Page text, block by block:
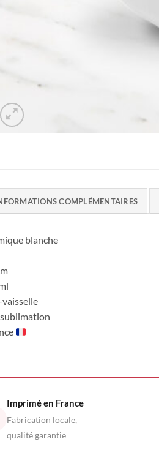
COMPLÉMENTAIRES
blanche
vaisselle
Imprimé en France
Fabrication locale,
qualité garantie